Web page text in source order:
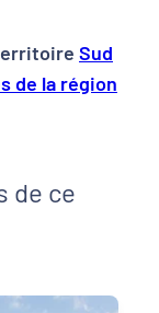
Sud
de la région
de ce